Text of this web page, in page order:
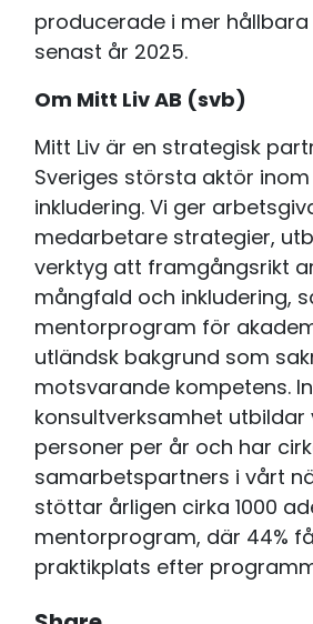
producerade i mer
senast år 2025.
Om Mitt Liv AB (svb)
Mitt Liv är en strategisk
Sveriges största aktör
inkludering. Vi ger
medarbetare strategier,
verktyg att framgångsrikt
mångfald och inkludering,
mentorprogram för
utländsk bakgrund som
motsvarande kompetens.
konsultverksamhet utbildar
personer per år och har
samarbetspartners i vårt
stöttar årligen cirka 1000
mentorprogram, där 44%
praktikplats efter